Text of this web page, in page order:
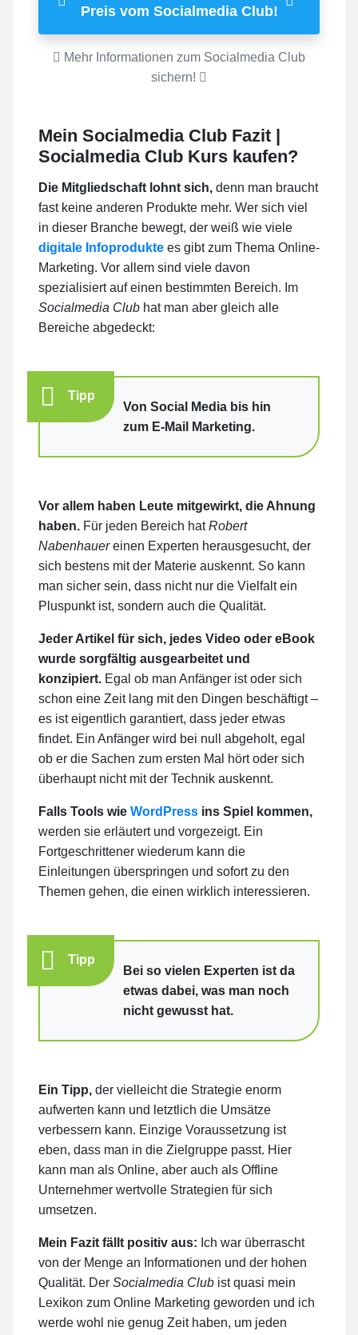
Preis vom Socialmedia Club!
Mehr Informationen zum Socialmedia Club
sichern!
Mein Socialmedia Club Fazit |
Socialmedia Club Kurs kaufen?
Die Mitgliedschaft lohnt sich, denn man braucht
fast keine anderen Produkte mehr. Wer sich viel
in dieser Branche bewegt, der weiß wie viele
digitale Infoprodukte es gibt zum Thema Online-
Marketing. Vor allem sind viele davon
spezialisiert auf einen bestimmten Bereich. Im
Socialmedia Club hat man aber gleich alle
Bereiche abgedeckt:
Tipp
Von Social Media bis hin
zum E-Mail Marketing.
Vor allem haben Leute mitgewirkt, die Ahnung
haben. Für jeden Bereich hatRobert
Nabenhauereinen Experten herausgesucht, der
sich bestens mit der Materie auskennt. So kann
man sicher sein, dass nicht nur die Vielfalt ein
Pluspunkt ist, sondern auch die Qualität.
Jeder Artikel für sich, jedes Video oder eBook
wurde sorgfältig ausgearbeitet und
konzipiert. Egal ob man Anfänger ist oder sich
schon eine Zeit lang mit den Dingen beschäftigt –
es ist eigentlich garantiert, dass jeder etwas
findet. Ein Anfänger wird bei null abgeholt, egal
ob er die Sachen zum ersten Mal hört oder sich
überhaupt nicht mit der Technik auskennt.
Falls Tools wie WordPress ins Spiel kommen,
werden sie erläutert und vorgezeigt. Ein
Fortgeschrittener wiederum kann die
Einleitungen überspringen und sofort zu den
Themen gehen, die einen wirklich interessieren.
Tipp
Bei so vielen Experten ist da
etwas dabei, was man noch
nicht gewusst hat.
Ein Tipp, der vielleicht die Strategie enorm
aufwerten kann und letztlich die Umsätze
verbessern kann. Einzige Voraussetzung ist
eben, dass man in die Zielgruppe passt. Hier
kann man als Online, aber auch als Offline
Unternehmer wertvolle Strategien für sich
umsetzen.
Mein Fazit fällt positiv aus: Ich war überrascht
von der Menge an Informationen und der hohen
Qualität. Der Socialmedia Club ist quasi mein
Lexikon zum Online Marketing geworden und ich
werde wohl nie genug Zeit haben, um jeden